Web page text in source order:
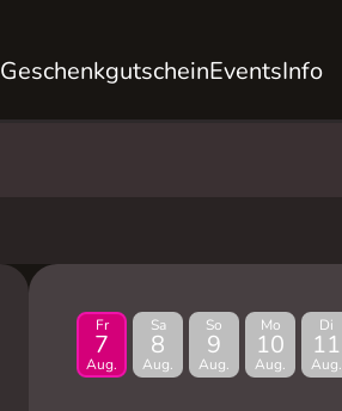
GeschenkgutscheinEventsInfo
Fr
7
Aug.
Sa
8
Aug.
So
9
Aug.
Mo
10
Aug.
Di
11
Aug.